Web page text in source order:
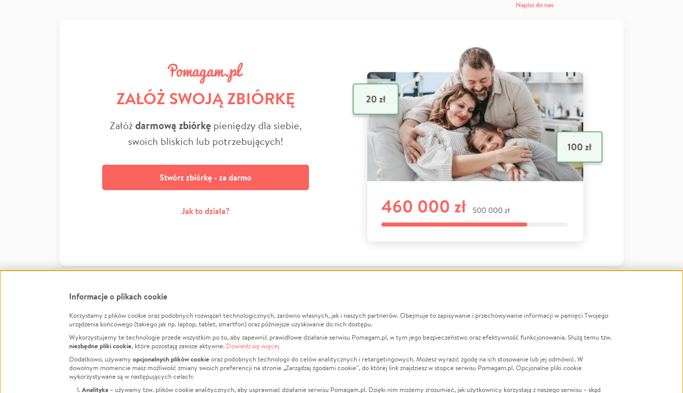
Napisz do nas
ZAŁÓŻ SWOJĄ ZBIÓRKĘ
Załóżdarmową zbiórkępieniędzy dla siebie,
swoich bliskich lub potrzebujących!
Stwórz zbiórkę - za darmo
Jak to działa?
FacebookTwitter Instagram
LinkedInTikTok Youtube
Informacje
Jak to działa?
Regulamin
Polityka Prywatności
O nas
Opinie
Raporty
Za darmo
Zbieraj na
Leczenie
Zwierzęta
Pożar
LGBTQ+
Powódź
Wichura
Informacje o plikach cookie
Korzystamy z plików cookie oraz podobnych rozwiązań technologicznych, zarówno własnych, jak i naszych partnerów. Obejmuje to zapisywanie i przechowywanie informacji w pamięci Twojego
urządzenia końcowego (takiego jak np. laptop, tablet, smartfon) oraz późniejsze uzyskiwanie do nich dostępu.
Wykorzystujemy te technologie przede wszystkim po to, aby zapewnić prawidłowe działanie serwisu Pomagam.pl, w tym jego bezpieczeństwo oraz efektywność funkcjonowania. Służą temu tzw.
niezbędne pliki cookie, które pozostają zawsze aktywne. Dowiedz się więcej
Dodatkowo, używamy opcjonalnych plików cookieoraz podobnych technologii do celów analitycznych i retargetingowych. Możesz wyrazić zgodę na ich stosowanie lub jej odmówić. W
dowolnym momencie masz możliwość zmiany swoich preferencji na stronie „Zarządzaj zgodami cookie”, do której link znajdziesz w stopce serwisu Pomagam.pl. Opcjonalne pliki cookie
wykorzystywane są w następujących celach:
Analityka – używamy tzw. plików cookie analitycznych, aby usprawniać działanie serwisu Pomagam.pl. Dzięki nim możemy zrozumieć, jak użytkownicy korzystają z naszego serwisu – skąd